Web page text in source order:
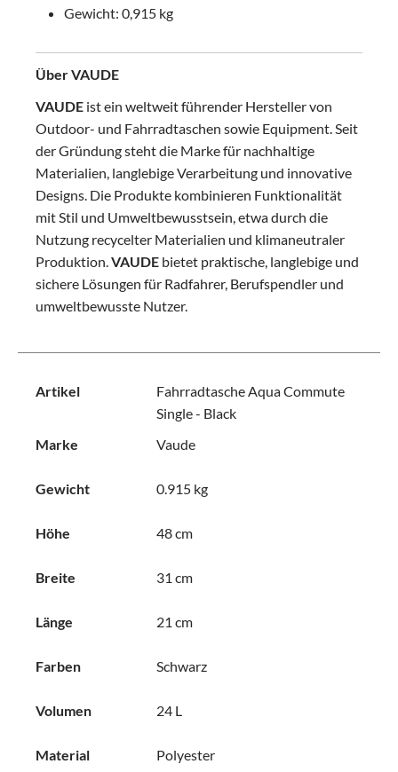
Gewicht: 0,915 kg
Über VAUDE
VAUDE ist ein weltweit führender Hersteller von
Outdoor- und Fahrradtaschen sowie Equipment. Seit
der Gründung steht die Marke für nachhaltige
Materialien, langlebige Verarbeitung und innovative
Designs. Die Produkte kombinieren Funktionalität
mit Stil und Umweltbewusstsein, etwa durch die
Nutzung recycelter Materialien und klimaneutraler
Produktion.VAUDE bietet praktische, langlebige und
sichere Lösungen für Radfahrer, Berufspendler und
umweltbewusste Nutzer.
Artikel
Fahrradtasche Aqua Commute
Single - Black
Marke
Vaude
Gewicht 0.915 kg
Höhe 48 cm
Breite 31 cm
Länge 21 cm
Farben Schwarz
Volumen 24 L
Material Polyester